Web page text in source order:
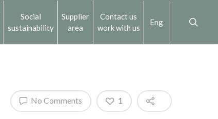
Social
sustainability
Supplier
area
Contact us
work with us
Eng
No Comments 1